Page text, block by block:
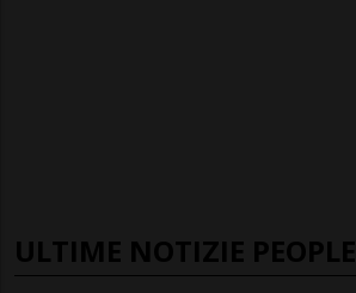
ULTIME NOTIZIE PEOPLE